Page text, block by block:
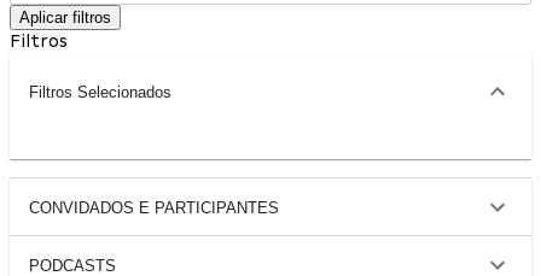
Aplicar filtros
Filtros
Filtros Selecionados
CONVIDADOS E PARTICIPANTES
PODCASTS